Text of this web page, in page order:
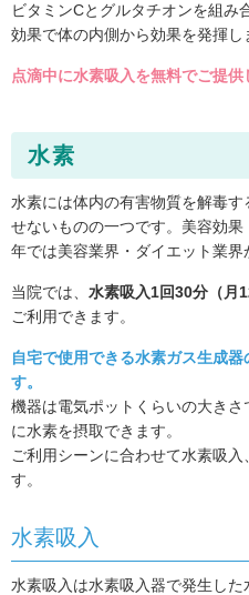
ビタミンCとグルタチオンを組み
効果で体の内側から効果を発揮し
点滴中に水素吸入を無料でご提供
水素
水素には体内の有害物質を解毒
せないものの一つです。美容効
年では美容業界・ダイエット業界
当院では、 水素吸入1回30分（月
ご利用できます。
自宅で使用できる水素ガス生成
す。
機器は電気ポットくらいの大き
に水素を摂取できます。
ご利用シーンに合わせて水素吸
す。
水素吸入
水素吸入は水素吸入器で発生し